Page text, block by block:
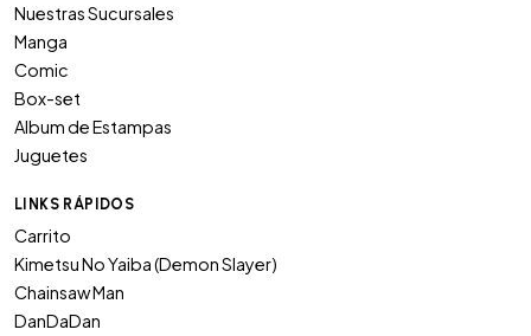
Nuestras Sucursales
Manga
Comic
Box-set
Album de Estampas
Juguetes
LINKS RÁPIDOS
Carrito
Kimetsu No Yaiba (Demon Slayer)
Chainsaw Man
DanDaDan